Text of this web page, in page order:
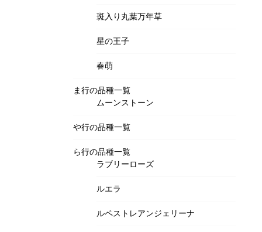
斑入り丸葉万年草
星の王子
春萌
ま行の品種一覧
ムーンストーン
や行の品種一覧
ら行の品種一覧
ラブリーローズ
ルエラ
ルペストレアンジェリーナ